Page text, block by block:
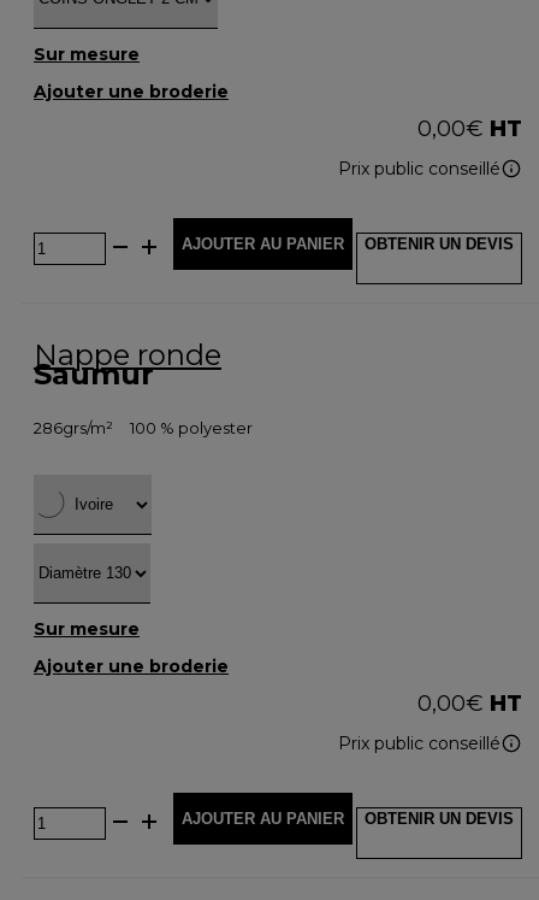
Sur mesure
Ajouter une broderie
0,00€ HT
Prix public conseillé
AJOUTER AU PANIER OBTENIR UN DEVIS
Nappe ronde
Saumur
286grs/m² 100 % polyester
Sur mesure
Ajouter une broderie
0,00€ HT
Prix public conseillé
AJOUTER AU PANIER OBTENIR UN DEVIS